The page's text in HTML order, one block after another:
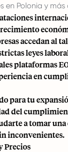
Polonia y más
accedan al
leyes
plataformas
en
para tu
del
a tomar
inconvenientes.
Precios